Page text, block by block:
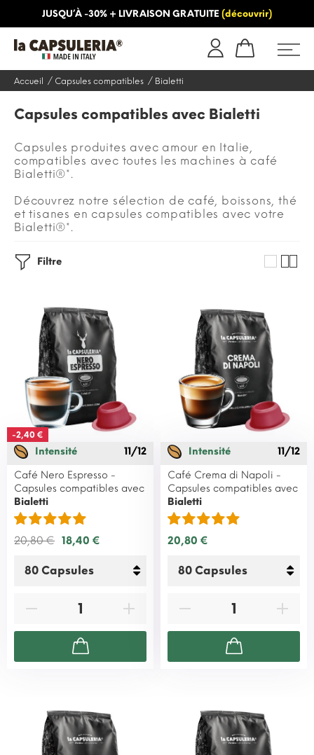
JUSQU’À -30% + LIVRAISON GRATUITE (découvrir)
Accueil Capsules compatibles Bialetti
Capsules compatibles avec Bialetti
Capsules produites avec amour en Italie,
compatibles avec toutes les machines à café
Bialetti®*.
Découvrez notre sélection de café, boissons, thé
et tisanes en capsules compatibles avec votre
Bialetti®*.
Filtre
-2,40 €
Intensité
11/12
Café Nero Espresso -
Capsules compatibles avec
Bialetti
20,80 € 18,40 €
Intensité
11/12
Café Crema di Napoli -
Capsules compatibles avec
Bialetti
20,80 €